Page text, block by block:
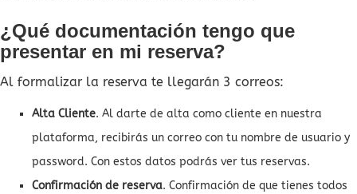
¿Qué documentación tengo que
presentar en mi reserva?
Al formalizar la reserva te llegarán 3 correos:
Alta Cliente. Al darte de alta como cliente en nuestra
plataforma, recibirás un correo con tu nombre de usuario y
password. Con estos datos podrás ver tus reservas.
Confirmación de reserva. Confirmación de que tienes todos